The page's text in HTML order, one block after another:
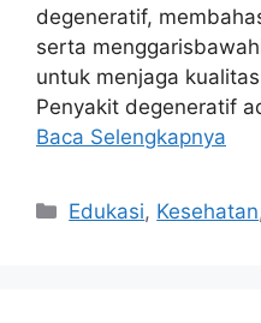
degeneratif,
serta
untuk menjaga
Penyakit degeneratif
Baca Selengkapnya
Kategori
Edukasi, Kesehatan